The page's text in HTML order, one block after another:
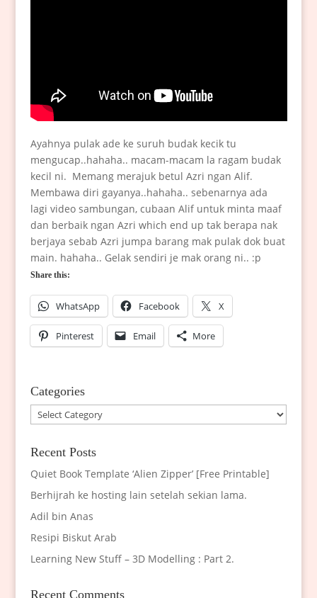
Ayahnya pulak ade ke suruh budak kecik tu
mengucap..hahaha.. macam-macam la ragam budak
kecil ni. Memang merajuk betul Azri ngan Alif.
Membawa diri gayanya..hahaha.. sebenarnya ada
lagi video sambungan, cubaan Alif untuk minta maaf
dan berbaik ngan Azri which end up tak berapa nak
berjaya sebab Azri jumpa barang mak pulak dok buat
main. hahaha.. Gelak sendiri je mak orang ni.. :p
Share this:
WhatsApp Facebook X
Pinterest Email More
Categories
Categories
Recent Posts
Quiet Book Template ‘Alien Zipper’ [Free Printable]
Berhijrah ke hosting lain setelah sekian lama.
Adil bin Anas
Resipi Biskut Arab
Learning New Stuff – 3D Modelling : Part 2.
Recent Comments